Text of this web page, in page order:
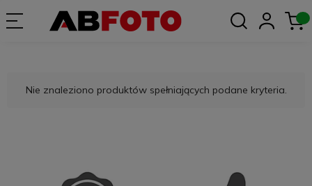
Nie znaleziono produktów spełniających podane kryteria.